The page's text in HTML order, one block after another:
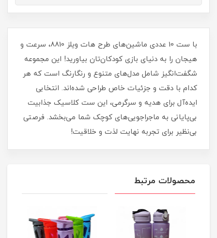
با ست 10 عددی ماشین‌های طرح هات ویلز 8810، سرعت و
هیجان را به دنیای بازی کودکان‌تان بیاورید! این مجموعه
شگفت‌انگیز شامل مدل‌های متنوع و رنگارنگ است که هر
کدام با دقت و جزئیات خاص طراحی شده‌اند. انتخابی
ایده‌آل برای هدیه و سرگرمی، این ست کلاسیک جذابیت
بی‌پایانی به ماجراجویی‌های کوچک شما می‌بخشد. فرصتی
بی‌نظیر برای تجربه نهایت لذت و خلاقیت!
محصولات مرتبط